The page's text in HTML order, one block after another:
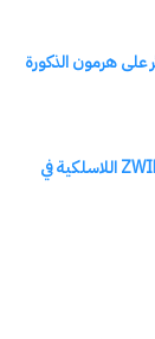
على هرمون الذكورة
تافولا تطلق أجهزة ZWILLING Xtend اللاسلكية في